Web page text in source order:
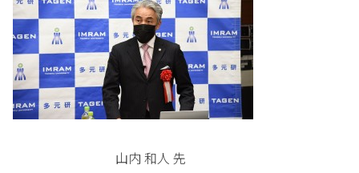
山内 和人 先